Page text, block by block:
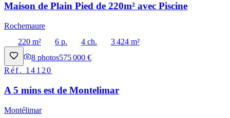
Maison de Plain Pied de 220m² avec Piscine
Rochemaure
220 m²
6 p. 4 ch.
3 424 m²
8 photos575 000 €
Réf. 14120
A 5 mins est de Montelimar
Montélimar